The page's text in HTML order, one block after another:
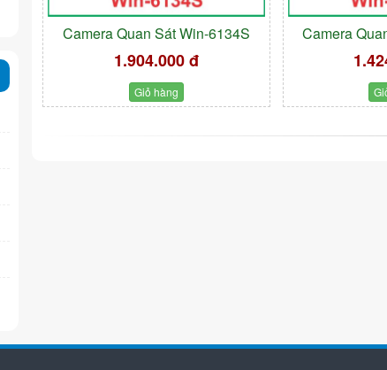
Camera Quan Sát Win-6134S
1.904.000 đ
Giỏ hàng
Camera